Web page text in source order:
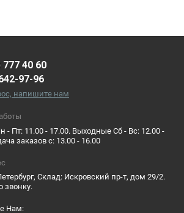
777 40 60
97-96
напишите нам
- Пт: 11.00 - 17.00. Выходные Сб - Вс: 12.00 -
заказов с: 13.00 - 16.00
Склад: Искровский пр-т, дом 29/2.
звонку.
Нам: